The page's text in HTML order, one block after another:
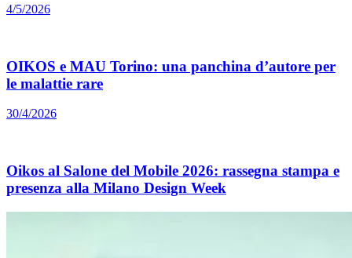
4/5/2026
OIKOS e MAU Torino: una panchina d’autore per
le malattie rare
30/4/2026
Oikos al Salone del Mobile 2026: rassegna stampa e
presenza alla Milano Design Week